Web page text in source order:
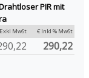
PIR mit
MwSt € Inkl % MwSt
290,22